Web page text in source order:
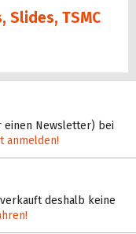
Slides, TSMC
einen Newsletter) bei
anmelden!
deshalb keine